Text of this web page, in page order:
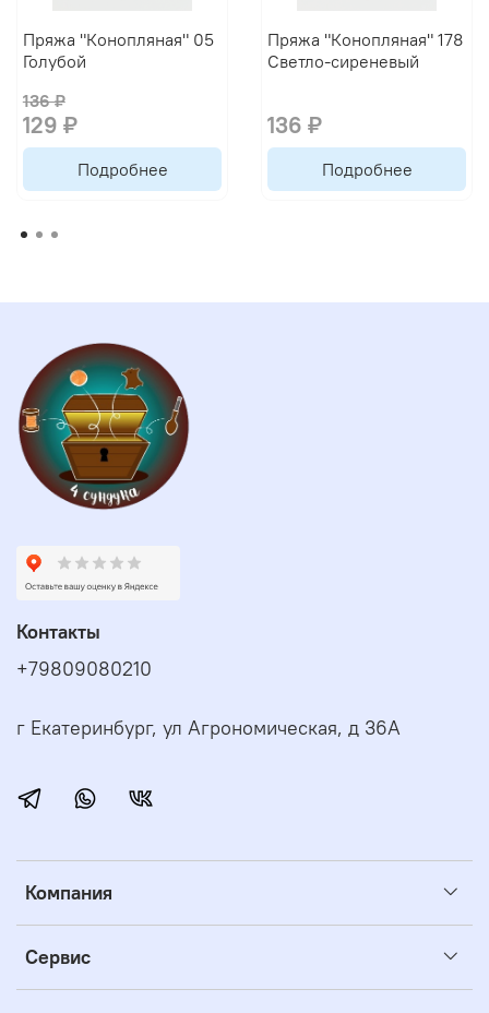
Пряжа "Конопляная" 05
Голубой
136 ₽
129 ₽
Подробнее
Пряжа "Конопляная" 178
Светло-сиреневый
136 ₽
Подробнее
Компания
Сервис
Контакты
+79809080210
г Екатеринбург, ул Агрономическая, д 36А